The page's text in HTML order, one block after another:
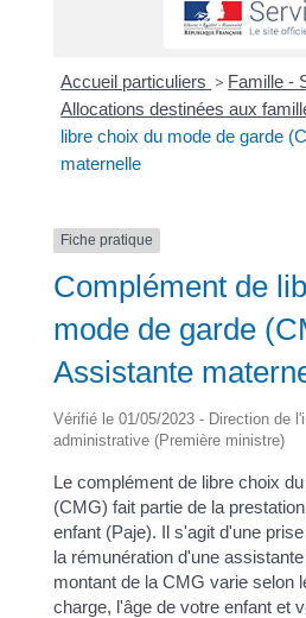
Accueil particuliers > Famille -
Allocations destinées aux
libre choix du mode de garde
maternelle
Fiche pratique
Complément de
mode de garde
Assistante
Vérifié le 01/05/2023 - Direction de
administrative (Première ministre)
Le complément de libre choix
(CMG) fait partie de la
enfant (Paje). Il s'agit d'une
la rémunération d'une
montant de la CMG varie selon
charge, l'âge de votre enfant et